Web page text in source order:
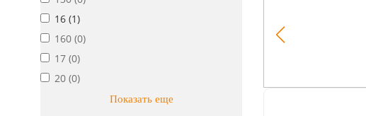
16 (1)
160 (0)
17 (0)
20 (0)
Показать еще